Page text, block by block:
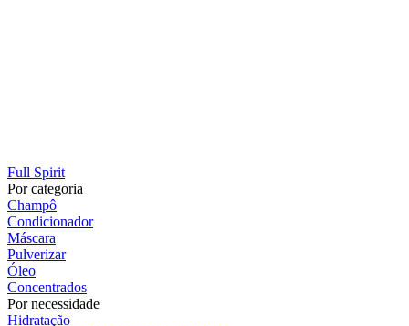
Full Spirit
Por categoria
Champô
Condicionador
Máscara
Pulverizar
Óleo
Concentrados
Por necessidade
Hidratação